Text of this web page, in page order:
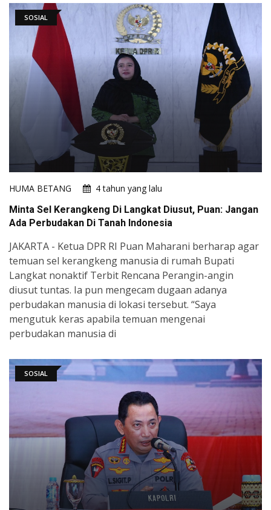
SOSIAL
HUMA BETANG
4 tahun yang lalu
Minta Sel Kerangkeng Di Langkat Diusut, Puan: Jangan
Ada Perbudakan Di Tanah Indonesia
JAKARTA - Ketua DPR RI Puan Maharani berharap agar
temuan sel kerangkeng manusia di rumah Bupati
Langkat nonaktif Terbit Rencana Perangin-angin
diusut tuntas. Ia pun mengecam dugaan adanya
perbudakan manusia di lokasi tersebut. “Saya
mengutuk keras apabila temuan mengenai
perbudakan manusia di
SOSIAL